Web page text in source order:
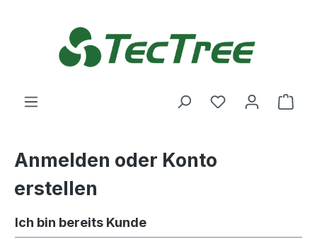
Du hast 0
Anmelden oder Konto
erstellen
Ich bin bereits Kunde